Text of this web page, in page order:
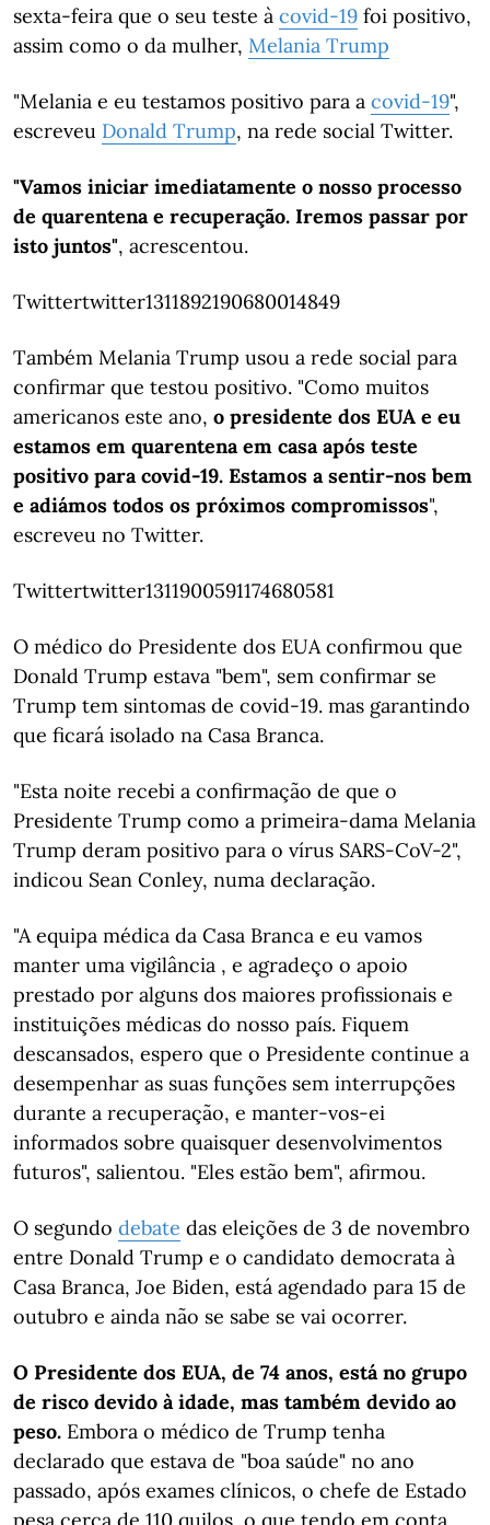
sexta-feira que o seu teste à covid-19 foi positivo,
assim como o da mulher, Melania Trump
"Melania e eu testamos positivo para a covid-19",
escreveu Donald Trump, na rede social Twitter.
"Vamos iniciar imediatamente o nosso processo
de quarentena e recuperação. Iremos passar por
isto juntos", acrescentou.
Twittertwitter1311892190680014849
Também Melania Trump usou a rede social para
confirmar que testou positivo. "Como muitos
americanos este ano, o presidente dos EUA e eu
estamos em quarentena em casa após teste
positivo para covid-19. Estamos a sentir-nos bem
e adiámos todos os próximos compromissos",
escreveu no Twitter.
Twittertwitter1311900591174680581
O médico do Presidente dos EUA confirmou que
Donald Trump estava "bem", sem confirmar se
Trump tem sintomas de covid-19. mas garantindo
que ficará isolado na Casa Branca.
"Esta noite recebi a confirmação de que o
Presidente Trump como a primeira-dama Melania
Trump deram positivo para o vírus SARS-CoV-2",
indicou Sean Conley, numa declaração.
"A equipa médica da Casa Branca e eu vamos
manter uma vigilância , e agradeço o apoio
prestado por alguns dos maiores profissionais e
instituições médicas do nosso país. Fiquem
descansados, espero que o Presidente continue a
desempenhar as suas funções sem interrupções
durante a recuperação, e manter-vos-ei
informados sobre quaisquer desenvolvimentos
futuros", salientou. "Eles estão bem", afirmou.
O segundo debate das eleições de 3 de novembro
entre Donald Trump e o candidato democrata à
Casa Branca, Joe Biden, está agendado para 15 de
outubro e ainda não se sabe se vai ocorrer.
O Presidente dos EUA, de 74 anos, está no grupo
de risco devido à idade, mas também devido ao
peso. Embora o médico de Trump tenha
declarado que estava de "boa saúde" no ano
passado, após exames clínicos, o chefe de Estado